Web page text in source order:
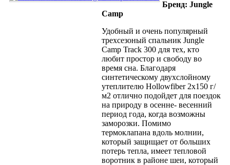
Бренд: Jungle
Camp
Удобный и очень популярный
трехсезоный спальник Jungle
Camp Track 300 для тех, кто
любит простор и свободу во
время сна. Благодаря
синтетическому двухслойному
утеплителю Hollowfiber 2х150 г/
м2 отлично подойдет для поездок
на природу в осенне- весенний
период года, когда возможны
заморозки. Помимо
термоклапана вдоль молнии,
который защищает от больших
потерь тепла, имеет тепловой
воротник в районе шеи, который